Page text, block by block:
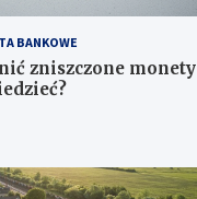
BANKOWE
zniszczone monety